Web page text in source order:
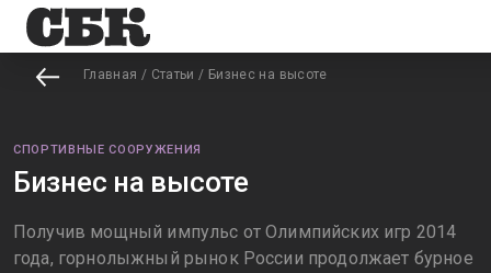
Главная / Статьи / Бизнес на высоте
СПОРТИВНЫЕ СООРУЖЕНИЯ
Бизнес на высоте
Получив мощный импульс от Олимпийских игр 2014
года, горнолыжный рынок России продолжает бурное